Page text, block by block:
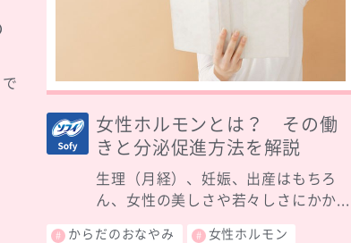
女性ホルモンとは？ その働
きと分泌促進方法を解説
生理（月経）、妊娠、出産はもちろ
ん、女性の美しさや若々しさにかか...
からだのおなやみ 女性ホルモン